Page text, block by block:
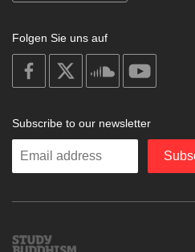
Folgen Sie uns auf
on
facebook
soundcloud
Subscribe to our newsletter
Enter
Study